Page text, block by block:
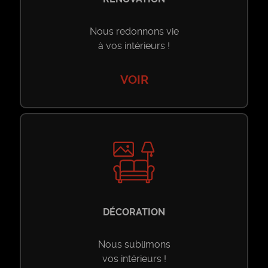
Nous redonnons vie
à vos intérieurs !
VOIR
DÉCORATION
Nous sublimons
vos intérieurs !